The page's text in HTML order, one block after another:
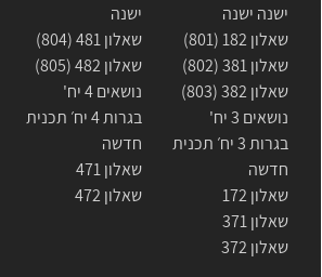
ישנה ישנה
שאלון 182 (801)
שאלון 381 (802)
שאלון 382 (803)
נושאים 3 יח'
בגרות 3 יח׳ תכנית
חדשה
שאלון 172
שאלון 371
שאלון 372
ישנה
שאלון 481 (804)
שאלון 482 (805)
נושאים 4 יח'
בגרות 4 יח׳ תכנית
חדשה
שאלון 471
שאלון 472